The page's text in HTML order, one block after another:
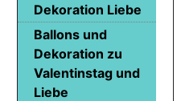
Dekoration Liebe
Ballons und
Dekoration zu
Valentinstag und
Liebe